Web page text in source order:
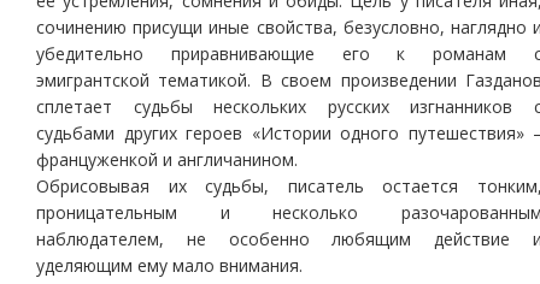
сочинению присущи иные свойства, безусловно, наглядно
убедительно приравнивающие его к романам
эмигрантской тематикой. В своем произведении
сплетает судьбы нескольких русских изгнанников
судьбами других героев «Истории одного путешествия»
француженкой и англичанином.
Обрисовывая их судьбы, писатель остается
проницательным и несколько
наблюдателем, не особенно любящим действие
уделяющим ему мало внимания.